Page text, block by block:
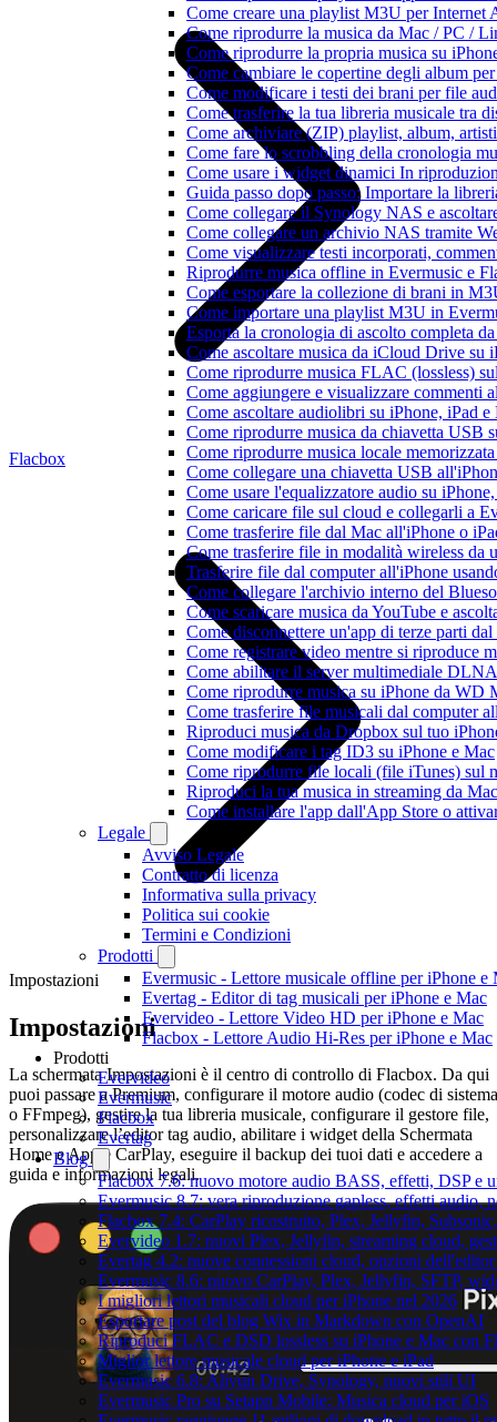
Come creare una playlist M3U per
Come riprodurre la musica da Mac / PC /
Come riprodurre la propria musica su
Come cambiare le copertine degli album
Come modificare i testi dei brani per file
Come trasferire la tua libreria musicale tra
Come archiviare (ZIP) playlist, album,
Come fare lo scrobbling della cronologia
Come usare i widget dinamici In
Guida passo dopo passo: Importare la
Come collegare il Synology NAS e
Come collegare un archivio NAS tramite
Come visualizzare testi incorporati,
Riprodurre musica offline in Evermusic e
Come esportare la collezione di brani in
Come importare una playlist M3U in
Esporta la cronologia di ascolto completa
Come ascoltare musica da iCloud Drive su
Come riprodurre musica FLAC (lossless)
Come aggiungere e visualizzare commenti
Come ascoltare audiolibri su iPhone, iPad
Come riprodurre musica da chiavetta USB
Come riprodurre musica locale
Come collegare una chiavetta USB
Come usare l'equalizzatore audio su
Come caricare file sul cloud e collegarli a
Come trasferire file dal Mac all'iPhone o
Come trasferire file in modalità wireless da
Trasferire file dal computer all'iPhone
Come collegare l'archivio interno del
Come scaricare musica da YouTube e
Come disconnettere un'app di terze parti
Come registrare video mentre si riproduce
Come abilitare il server multimediale
Come riprodurre musica su iPhone da WD
Come trasferire file musicali dal computer
Riproduci musica da Dropbox sul tuo
Come modificare i tag ID3 su iPhone e Mac
Come riprodurre file locali (file iTunes) sul
Riproduci la tua musica in streaming da
Come installare l'app dall'App Store o
Legale
Avviso Legale
Contratto di licenza
Informativa sulla privacy
Politica sui cookie
Termini e Condizioni
Prodotti
Evermusic - Lettore musicale offline per iPhone e
Evertag - Editor di tag musicali per iPhone e Mac
Evervideo - Lettore Video HD per iPhone e Mac
Flacbox - Lettore Audio Hi-Res per iPhone e Mac
Prodotti
Evervideo
Evermusic
Flacbox
Evertag
Blog
Flacbox 7.6: nuovo motore audio BASS, effetti, DSP e
Evermusic 8.7: vera riproduzione gapless, effetti audio,
Flacbox 7.4: CarPlay ricostruito, Plex, Jellyfin,
Evervideo 1.7: nuovi Plex, Jellyfin, streaming cloud,
Evertag 4.2: nuove connessioni cloud, opzioni dell'editor
Evermusic 8.6: nuovo CarPlay, Plex, Jellyfin, SFTP,
I migliori lettori musicali cloud per iPhone nel 2026
Esportare post del blog Wix in Markdown con OpenAI
Riproduci FLAC e DSD lossless su iPhone e Mac con
Miglior lettore musicale cloud per iPhone e iPad
Evermusic 6.8: Aliyun Drive, Synology, nuovi stili UI
Evermusic Pro su Setapp Mobile: Musica cloud per iOS
Flacbox
Impostazioni
Impostazioni
La schermata Impostazioni è il centro di controllo di Flacbox. Da qui
puoi passare a Premium, configurare il motore audio (codec di sistema
o FFmpeg), gestire la tua libreria musicale, configurare il gestore file,
personalizzare l’editor tag audio, abilitare i widget della Schermata
Home e Apple CarPlay, eseguire il backup dei tuoi dati e accedere a
guida e informazioni legali.